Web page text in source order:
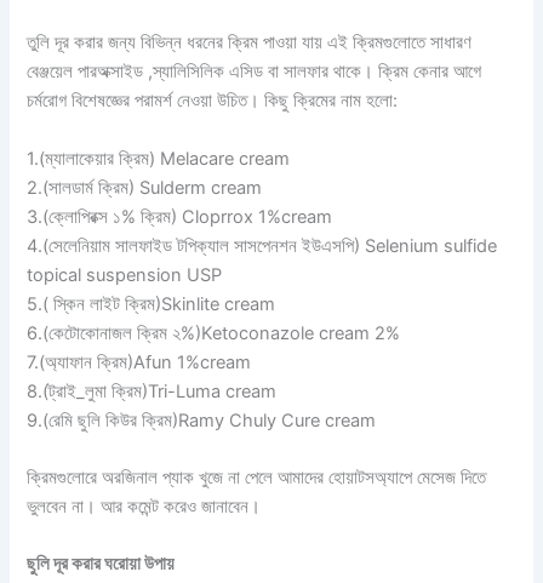
তুলি দূর করার জন্য বিভিন্ন ধরনের ক্রিম পাওয়া যায় এই ক্রিমগুলোতে সাধারণ
বেঞ্জয়েল পারঅক্সাইড ,স্যালিসিলিক এসিড বা সালফার থাকে। ক্রিম কেনার আগে
চর্মরোগ বিশেষজ্ঞের পরামর্শ নেওয়া উচিত। কিছু ক্রিমের নাম হলো:
1.(ম্যালাকেয়ার ক্রিম) Melacare cream
2.(সালডার্ম ক্রিম) Sulderm cream
3.(ক্লোপিরক্স ১% ক্রিম) Cloprrox 1%cream
4.(সেলেনিয়াম সালফাইড টপিক্যাল সাসপেনশন ইউএসপি) Selenium sulfide
topical suspension USP
5.( স্কিন লাইট ক্রিম)Skinlite cream
6.(কেটোকোনাজল ক্রিম ২%)Ketoconazole cream 2%
7.(অ্যাফান ক্রিম)Afun 1%cream
8.(ট্রাই_লুমা ক্রিম)Tri-Luma cream
9.(রেমি ছুলি কিউর ক্রিম)Ramy Chuly Cure cream
ক্রিমগুলোরে অরজিনাল প্যাক খুজে না পেলে আমাদের হোয়াটসঅ্যাপে মেসেজ দিতে
ভুলবেন না। আর কমেন্ট করেও জানাবেন।
ছুলি দূর করার ঘরোয়া উপায়